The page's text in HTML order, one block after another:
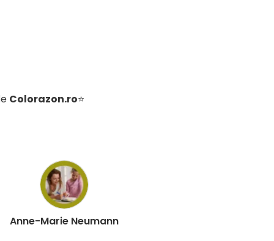
Colorazon.ro⭐
Anne-Marie Neumann